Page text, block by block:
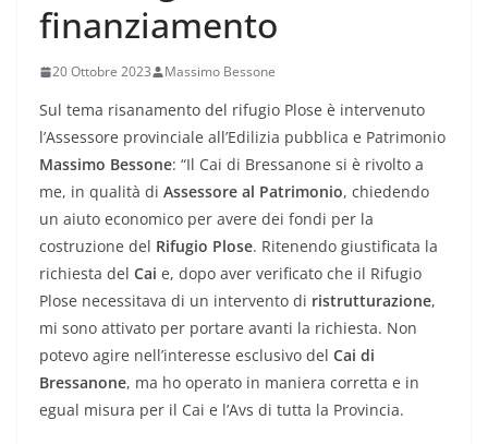
finanziamento
20 Ottobre 2023 Massimo Bessone
Sul tema risanamento del rifugio Plose è intervenuto
l’Assessore provinciale all’Edilizia pubblica e Patrimonio
Massimo Bessone: “Il Cai di Bressanone si è rivolto a
me, in qualità di Assessore al Patrimonio, chiedendo
un aiuto economico per avere dei fondi per la
costruzione del Rifugio Plose. Ritenendo giustificata la
richiesta del Cai e, dopo aver verificato che il Rifugio
Plose necessitava di un intervento di ristrutturazione,
mi sono attivato per portare avanti la richiesta. Non
potevo agire nell’interesse esclusivo del Cai di
Bressanone, ma ho operato in maniera corretta e in
egual misura per il Cai e l’Avs di tutta la Provincia.